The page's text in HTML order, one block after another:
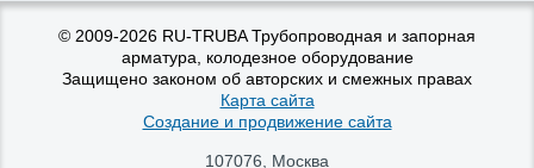
© 2009-2026 RU-TRUBA Трубопроводная и запорная
арматура, колодезное оборудование
Защищено законом об авторских и смежных правах
Карта сайта
Создание и продвижение сайта
107076 Москва